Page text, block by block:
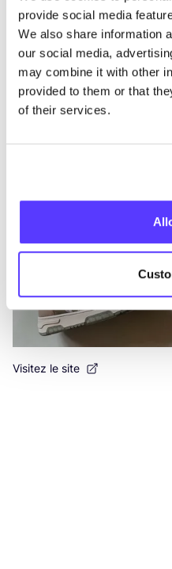
provide social media
We also share information
our social media,
may combine it with other
provided to them or that
of their services.
Autres marques
B
thies
Chaussures Baskets
Visitez le site